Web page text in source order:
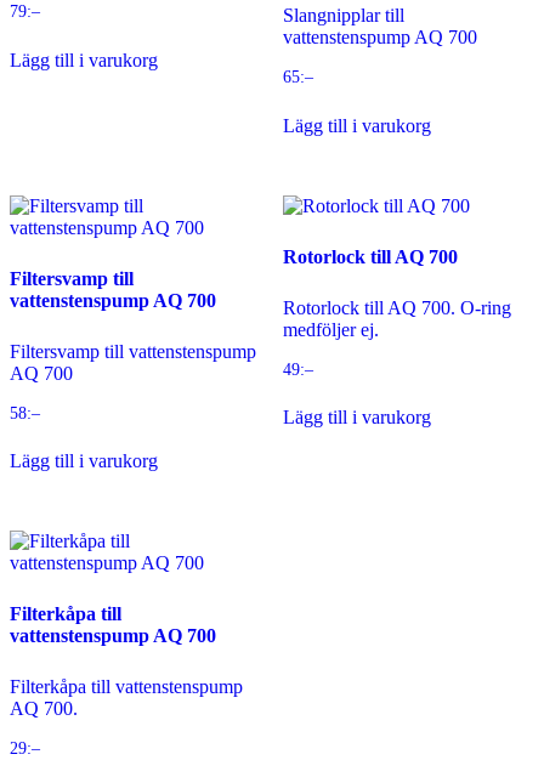
79:–
Lägg till i varukorg
Slangnipplar till
vattenstenspump AQ 700
65:–
Lägg till i varukorg
Filtersvamp till
vattenstenspump AQ 700
Filtersvamp till vattenstenspump
AQ 700
58:–
Lägg till i varukorg
Rotorlock till AQ 700
Rotorlock till AQ 700. O-ring
medföljer ej.
49:–
Lägg till i varukorg
Filterkåpa till
vattenstenspump AQ 700
Filterkåpa till vattenstenspump
AQ 700.
29:–